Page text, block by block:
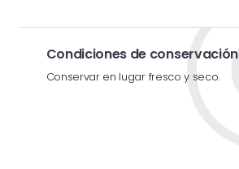
Condiciones de conservación
Conservar en lugar fresco y seco.